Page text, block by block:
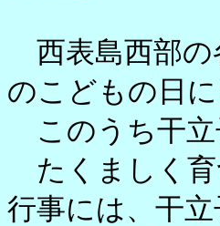
西表島西部の
のこどもの日
このうち干立
たくましく育
行事には、干